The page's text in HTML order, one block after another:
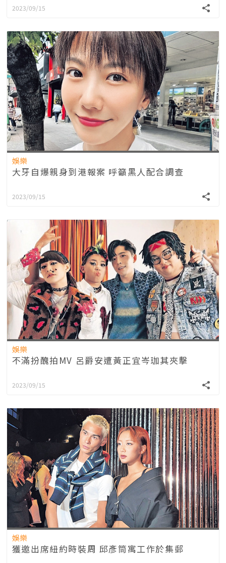
2023/09/15
娛樂
大牙自爆親身到港報案 呼籲黑人配合調查
2023/09/15
娛樂
不滿扮醜拍MV 呂爵安遭黃正宜岑珈其夾擊
2023/09/15
娛樂
獲邀出席紐約時裝周 邱彥筒寓工作於集郵